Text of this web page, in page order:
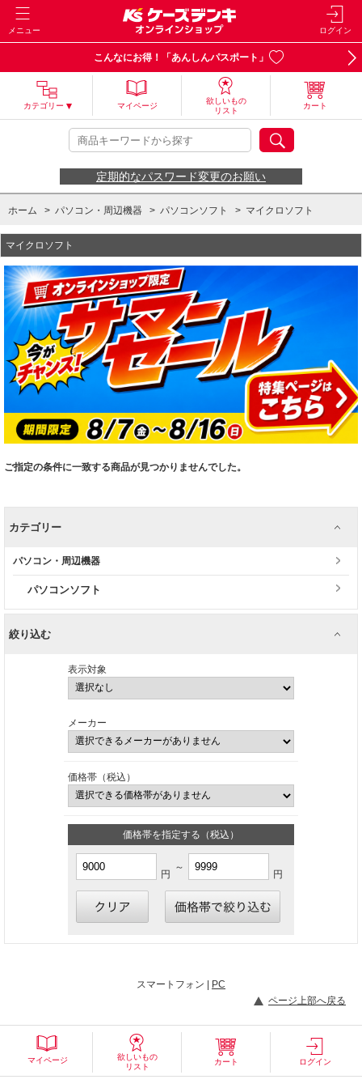
メニュー ログイン
こんなにお得！「あんしんパスポート」
カテゴリー マイページ
欲しいもの
リスト
カート
定期的なパスワード変更のお願い
ホーム > パソコン・周辺機器 > パソコンソフト > マイクロソフト
マイクロソフト
ご指定の条件に一致する商品が見つかりませんでした。
カテゴリー
パソコン・周辺機器
パソコンソフト
絞り込む
表示対象
メーカー
価格帯（税込）
価格帯を指定する（税込）
円
～
円
スマートフォン | PC
ページ上部へ戻る
マイページ
欲しいもの
リスト
カート ログイン